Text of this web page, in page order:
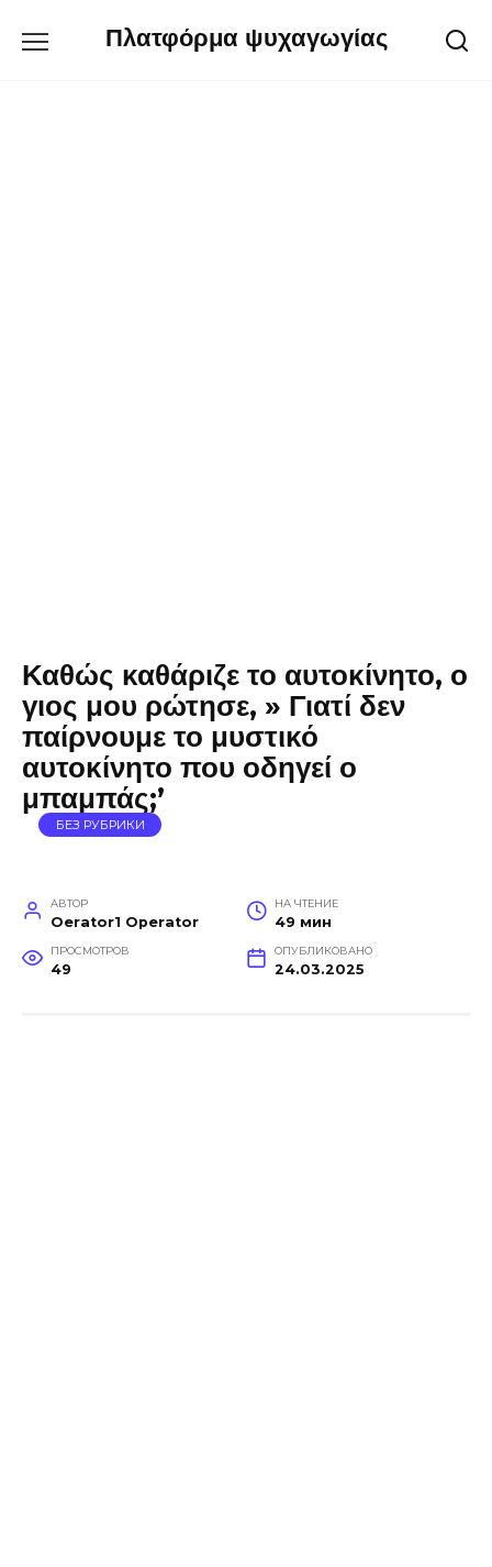
Πλατφόρμα ψυχαγωγίας
Καθώς καθάριζε το αυτοκίνητο, ο
γιος μου ρώτησε, » Γιατί δεν
παίρνουμε το μυστικό
αυτοκίνητο που οδηγεί ο
μπαμπάς;’
БЕЗ РУБРИКИ
АВТОР
Oerator1 Operator
НА ЧТЕНИЕ
49 мин
ПРОСМОТРОВ
49
ОПУБЛИКОВАНО
24.03.2025